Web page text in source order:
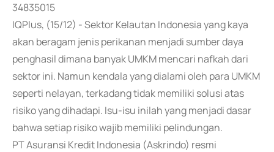
34835015
IQPlus, (15/12) - Sektor Kelautan Indonesia yang kaya
akan beragam jenis perikanan menjadi sumber daya
penghasil dimana banyak UMKM mencari nafkah dari
sektor ini. Namun kendala yang dialami oleh para UMKM
seperti nelayan, terkadang tidak memiliki solusi atas
risiko yang dihadapi. Isu-isu inilah yang menjadi dasar
bahwa setiap risiko wajib memiliki pelindungan.
PT Asuransi Kredit Indonesia (Askrindo) resmi